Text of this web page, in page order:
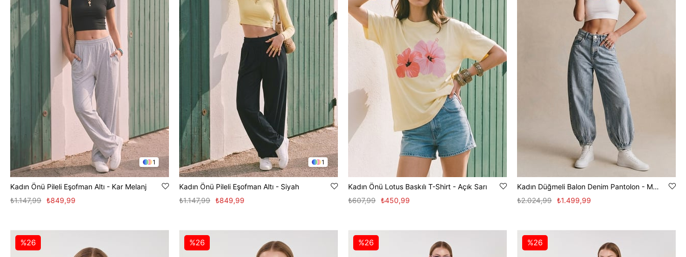
1
Kadın Önü Pileli Eşofman Altı - Kar Melanj
₺849,99
₺1.147,99
1
Kadın Önü Pileli Eşofman Altı - Siyah
₺849,99
₺1.147,99
Kadın Önü Lotus Baskılı T-Shirt - Açık Sarı
₺450,99
₺607,99
Kadın Düğmeli Balon Denim Pantolon - Mavi
₺1.499,99
₺2.024,99
%26 %26 %26 %26